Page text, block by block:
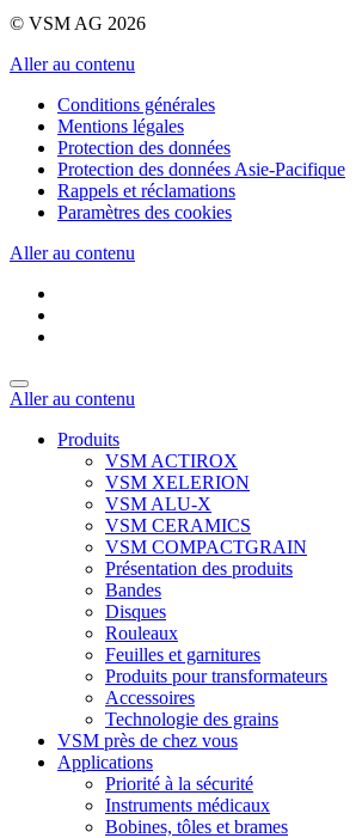
© VSM AG 2026
Aller au contenu
Conditions générales
Mentions légales
Protection des données
Protection des données Asie-Pacifique
Rappels et réclamations
Paramètres des cookies
Aller au contenu
Aller au contenu
Produits
VSM ACTIROX
VSM XELERION
VSM ALU-X
VSM CERAMICS
VSM COMPACTGRAIN
Présentation des produits
Bandes
Disques
Rouleaux
Feuilles et garnitures
Produits pour transformateurs
Accessoires
Technologie des grains
VSM près de chez vous
Applications
Priorité à la sécurité
Instruments médicaux
Bobines, tôles et brames